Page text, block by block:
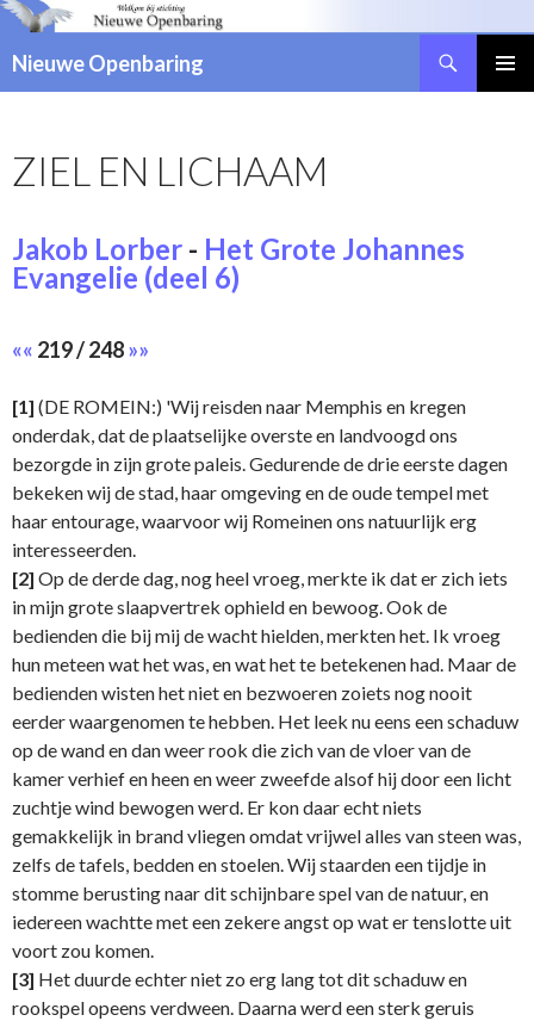
Nieuwe Openbaring
SPRINGEN
ZIEL EN LICHAAM
Jakob Lorber - Het Grote Johannes
Evangelie (deel 6)
«« 219 / 248»»
[1] (DE ROMEIN:) 'Wij reisden naar Memphis en kregen
onderdak, dat de plaatselijke overste en landvoogd ons
bezorgde in zijn grote paleis. Gedurende de drie eerste dagen
bekeken wij de stad, haar omgeving en de oude tempel met
haar entourage, waarvoor wij Romeinen ons natuurlijk erg
interesseerden.
[2] Op de derde dag, nog heel vroeg, merkte ik dat er zich iets
in mijn grote slaapvertrek ophield en bewoog. Ook de
bedienden die bij mij de wacht hielden, merkten het. Ik vroeg
hun meteen wat het was, en wat het te betekenen had. Maar de
bedienden wisten het niet en bezwoeren zoiets nog nooit
eerder waargenomen te hebben. Het leek nu eens een schaduw
op de wand en dan weer rook die zich van de vloer van de
kamer verhief en heen en weer zweefde alsof hij door een licht
zuchtje wind bewogen werd. Er kon daar echt niets
gemakkelijk in brand vliegen omdat vrijwel alles van steen was,
zelfs de tafels, bedden en stoelen. Wij staarden een tijdje in
stomme berusting naar dit schijnbare spel van de natuur, en
iedereen wachtte met een zekere angst op wat er tenslotte uit
voort zou komen.
[3] Het duurde echter niet zo erg lang tot dit schaduw en
rookspel opeens verdween. Daarna werd een sterk geruis